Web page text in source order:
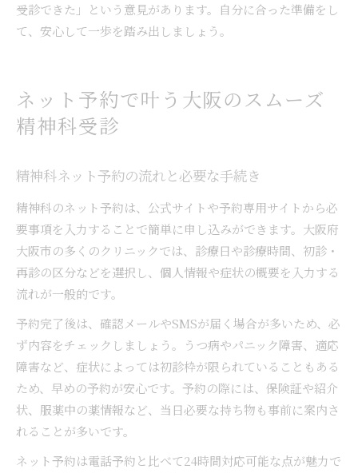
受診できた」という意見があります。自分に合った準備をし
て、安心して一歩を踏み出しましょう。
ネット予約で叶う大阪のスムーズ
精神科受診
精神科ネット予約の流れと必要な手続き
精神科のネット予約は、公式サイトや予約専用サイトから必
要事項を入力することで簡単に申し込みができます。大阪府
大阪市の多くのクリニックでは、診療日や診療時間、初診・
再診の区分などを選択し、個人情報や症状の概要を入力する
流れが一般的です。
予約完了後は、確認メールやSMSが届く場合が多いため、必
ず内容をチェックしましょう。うつ病やパニック障害、適応
障害など、症状によっては初診枠が限られていることもある
ため、早めの予約が安心です。予約の際には、保険証や紹介
状、服薬中の薬情報など、当日必要な持ち物も事前に案内さ
れることが多いです。
ネット予約は電話予約と比べて24時間対応可能な点が魅力で